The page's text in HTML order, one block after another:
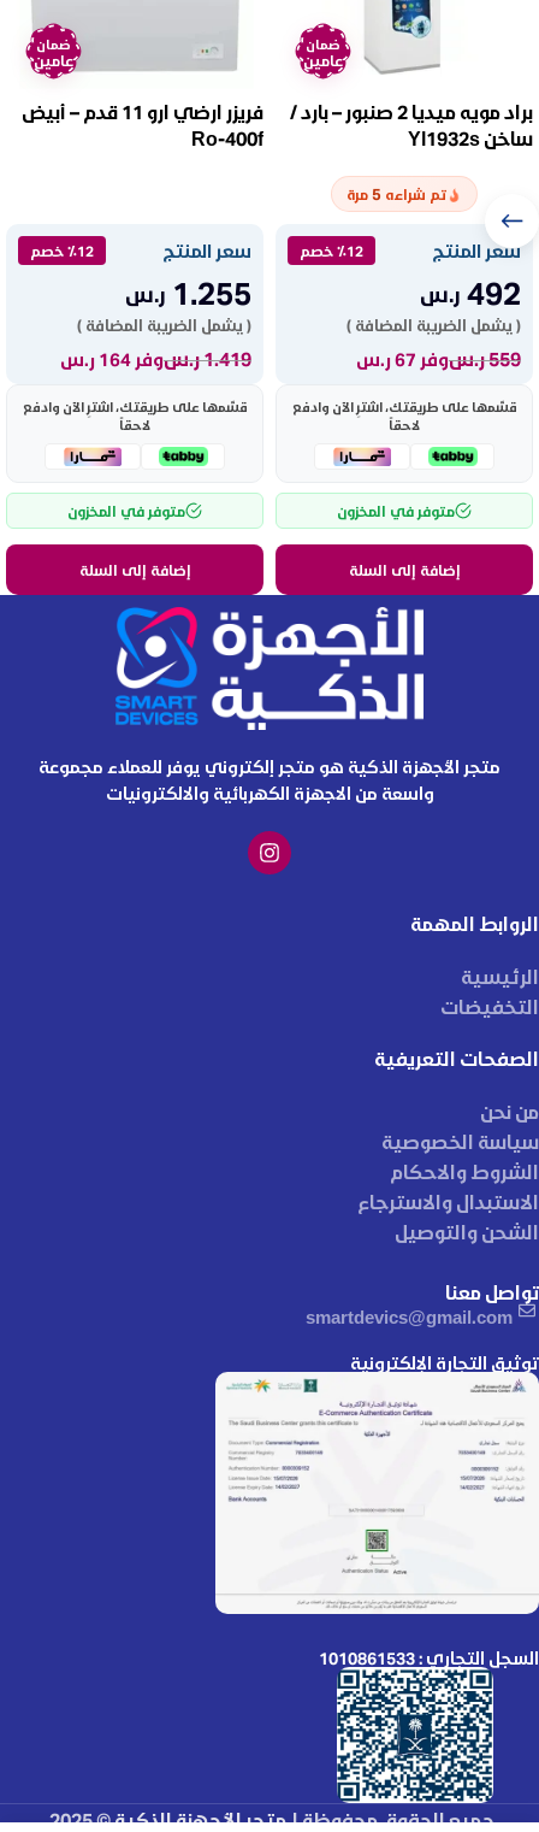
ضمان
عامين
براد مويه ميديا 2 صنبور – بارد /
ساخن Yl1932s
تم شراءه 5 مرة
سعر المنتج ٪12 خصم
492 ر.س
( يشمل الضريبة المضافة )
559ر.سوفر 67 ر.س
قسّمها على طريقتك، اشترِ الآن وادفع
لاحقاً
متوفر في المخزون
إضافة إلى السلة
ضمان
عامين
فريزر ارضي ارو 11 قدم – أبيض
Ro-400f
سعر المنتج ٪12 خصم
1.255 ر.س
( يشمل الضريبة المضافة )
1.419ر.سوفر 164 ر.س
قسّمها على طريقتك، اشترِ الآن وادفع
لاحقاً
متوفر في المخزون
إضافة إلى السلة
متجر الأجهزة الذكية هو متجر إلكتروني يوفر للعملاء مجموعة
واسعة من الاجهزة الكهربائية والالكترونيات
الروابط المهمة
الرئيسية
التخفيضات
الصفحات التعريفية
من نحن
سياسة الخصوصية
الشروط والاحكام
الاستبدال والاسترجاع
الشحن والتوصيل
تواصل معنا
smartdevics@gmail.com
توثيق التجارة الإلكترونية
السجل التجاري : 1010861533
جميع الحقوق محفوظة لـمتجر الأجهزة الذكية© 2025.